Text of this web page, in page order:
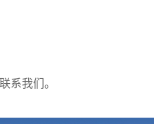
系我们。